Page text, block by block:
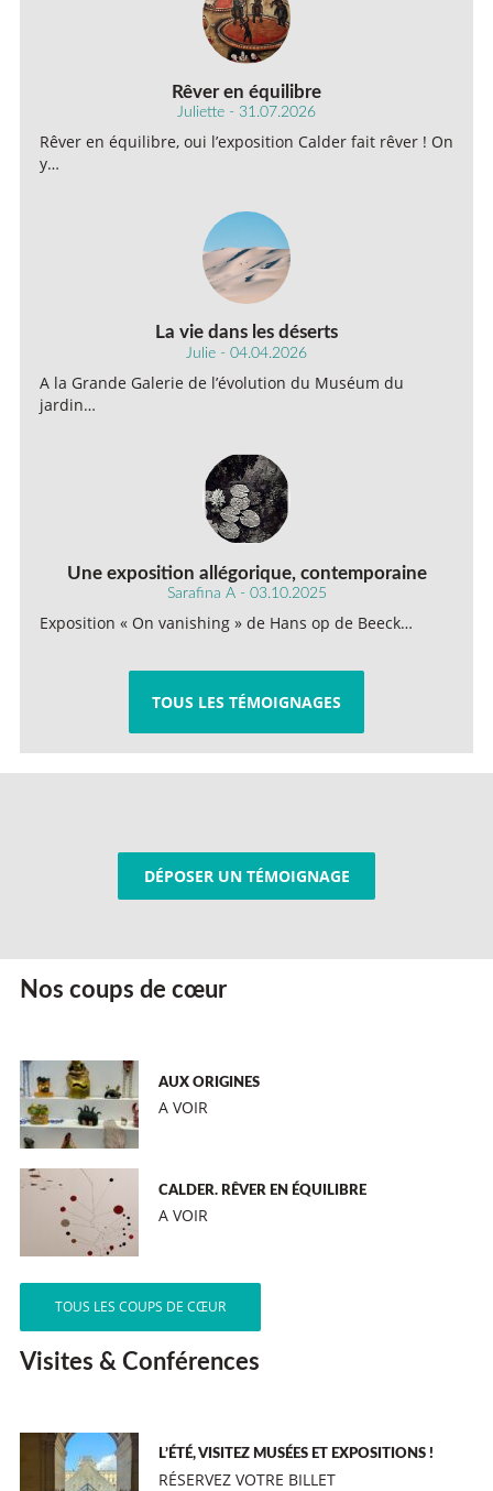
Rêver en équilibre
Juliette - 31.07.2026
Rêver en équilibre, oui l’exposition Calder fait rêver ! On
y…
La vie dans les déserts
Julie - 04.04.2026
A la Grande Galerie de l’évolution du Muséum du
jardin…
Une exposition allégorique, contemporaine
Sarafina A - 03.10.2025
Exposition « On vanishing » de Hans op de Beeck…
TOUS LES TÉMOIGNAGES
DÉPOSER UN TÉMOIGNAGE
Nos coups de cœur
AUX ORIGINES
A VOIR
CALDER. RÊVER EN ÉQUILIBRE
A VOIR
TOUS LES COUPS DE CŒUR
Visites & Conférences
L’ÉTÉ, VISITEZ MUSÉES ET EXPOSITIONS !
RÉSERVEZ VOTRE BILLET